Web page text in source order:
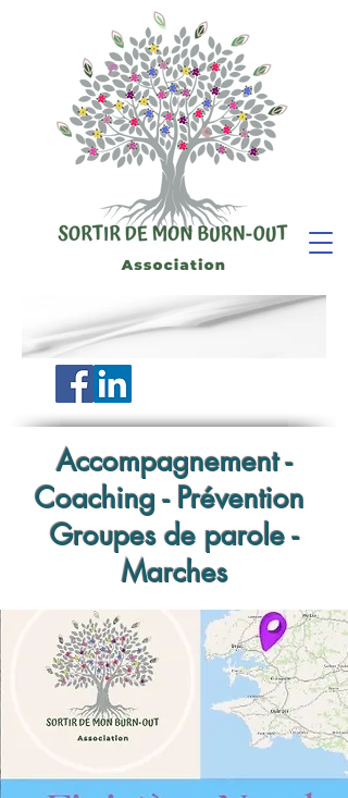
Accompagnement -
Coaching - Prévention
Groupes de parole -
Marches